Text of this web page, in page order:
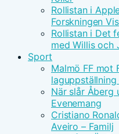
Rollistan i
Forskningen
Rollistan i Det
med Willis och
Sport
Malmö FF mot
laguppställning
När slår Åberg
Evenemang
Cristiano
Aveiro – Familj